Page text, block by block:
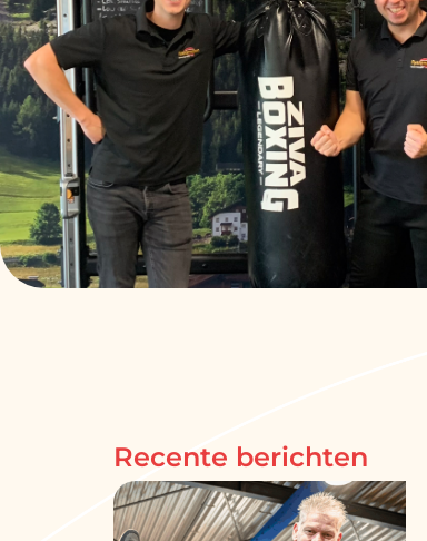
Recente berichten